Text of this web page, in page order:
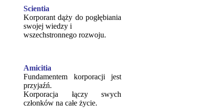
Scientia
Korporant dąży do pogłębiania
swojej wiedzy i
wszechstronnego rozwoju.
Amicitia
Fundamentem korporacji jest
przyjaźń.
Korporacja łączy swych
członków na całe życie.